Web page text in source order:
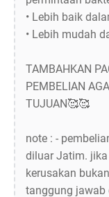
• Lebih baik
• Lebih mudah
TAMBAHKAN
PEMBELIAN
TUJUAN🥰🥰
note : -
diluar Jatim.
kerusakan bukan
tanggung jawab